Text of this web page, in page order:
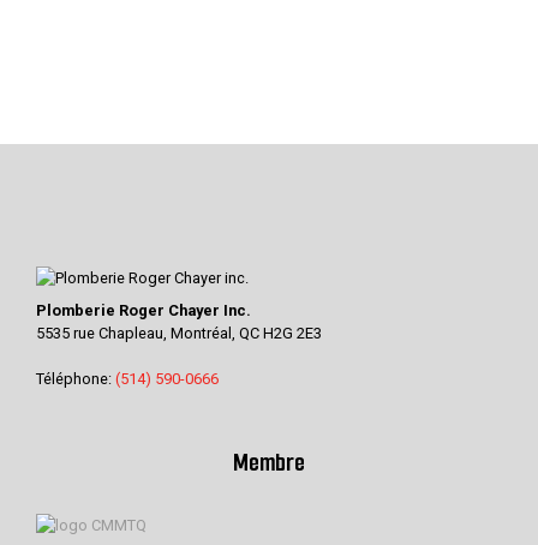
Plomberie Roger Chayer Inc.
5535 rue Chapleau, Montréal, QC H2G 2E3
Téléphone: (514) 590-0666
Membre